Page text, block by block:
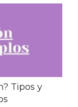
Tipos y